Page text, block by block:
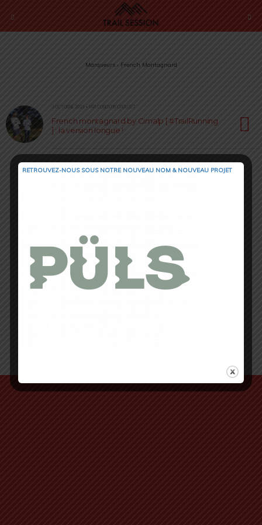
Marqueurs › French Montagnard
3 OCTOBRE 2023 • PAR CORENTIN CROUZET
French montagnard by Cimalp [ #TrailRunning
] : la version longue !
RETROUVEZ-NOUS SOUS NOTRE NOUVEAU NOM & NOUVEAU PROJET